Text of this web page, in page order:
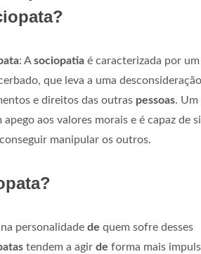
: Asociopatia é caracterizada por um
que leva a uma
e direitos das outras pessoas. Um
apego aos valores morais e é capaz de
manipular os outros.
na personalidade de quem sofre desses
tendem a agir de forma mais